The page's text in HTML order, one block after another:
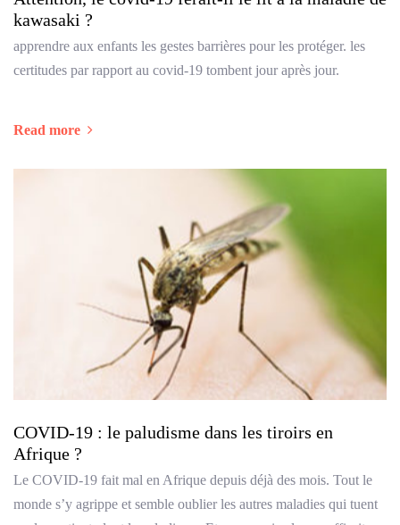
kawasaki ?
apprendre aux enfants les gestes barrières pour les protéger. les
certitudes par rapport au covid-19 tombent jour après jour.
Read more
COVID-19 : le paludisme dans les tiroirs en
Afrique ?
Le COVID-19 fait mal en Afrique depuis déjà des mois. Tout le
monde s’y agrippe et semble oublier les autres maladies qui tuent